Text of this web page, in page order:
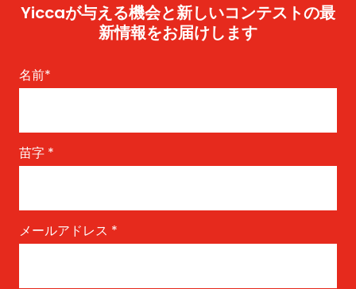
Yiccaが与える機会と新しいコンテストの最
新情報をお届けします
名前*
苗字 *
メールアドレス *